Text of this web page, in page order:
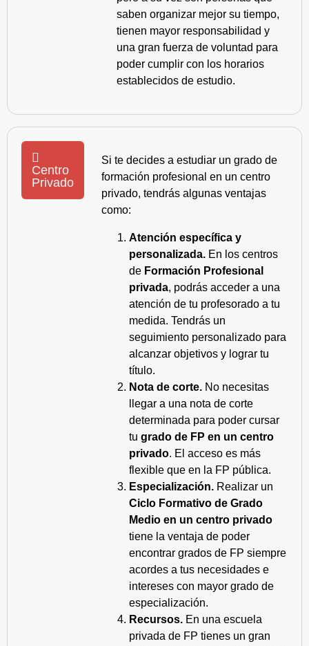
saben organizar mejor su tiempo,
tienen mayor responsabilidad y
una gran fuerza de voluntad para
poder cumplir con los horarios
establecidos de estudio.
Centro
Privado
Si te decides a estudiar un grado de
formación profesional en un centro
privado, tendrás algunas ventajas
como:
Atención específica y
personalizada. En los centros
de Formación Profesional
privada, podrás acceder a una
atención de tu profesorado a tu
medida. Tendrás un
seguimiento personalizado para
alcanzar objetivos y lograr tu
título.
Nota de corte. No necesitas
llegar a una nota de corte
determinada para poder cursar
tu grado de FP en un centro
privado. El acceso es más
flexible que en la FP pública.
Especialización. Realizar un
Ciclo Formativo de Grado
Medio en un centro privado
tiene la ventaja de poder
encontrar grados de FP siempre
acordes a tus necesidades e
intereses con mayor grado de
especialización.
Recursos. En una escuela
privada de FP tienes un gran